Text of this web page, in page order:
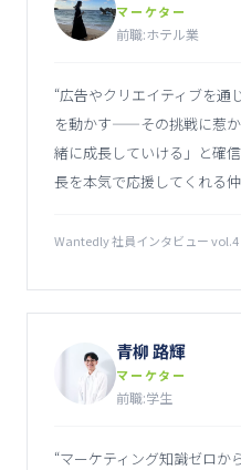
マーケター
前職:ホテル業
“広告やクリエイティブを通
を動かす——その挑戦に惹
緒に成長していける」と確
長を本気で応援してくれる仲
Wantedly 社員インタビュー vol.4
青柳 路輝
マーケター
前職:学生
“マーケティング知識ゼロか